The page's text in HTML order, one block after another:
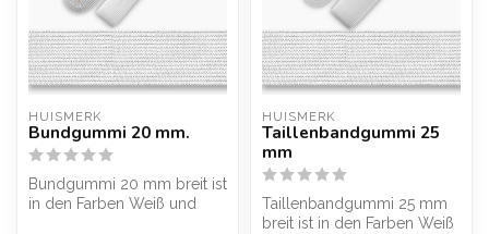
HUISMERK
Bundgummi 20 mm.
Bundgummi 20 mm breit ist
in den Farben Weiß und
HUISMERK
Taillenbandgummi 25
mm
Taillenbandgummi 25 mm
breit ist in den Farben Weiß